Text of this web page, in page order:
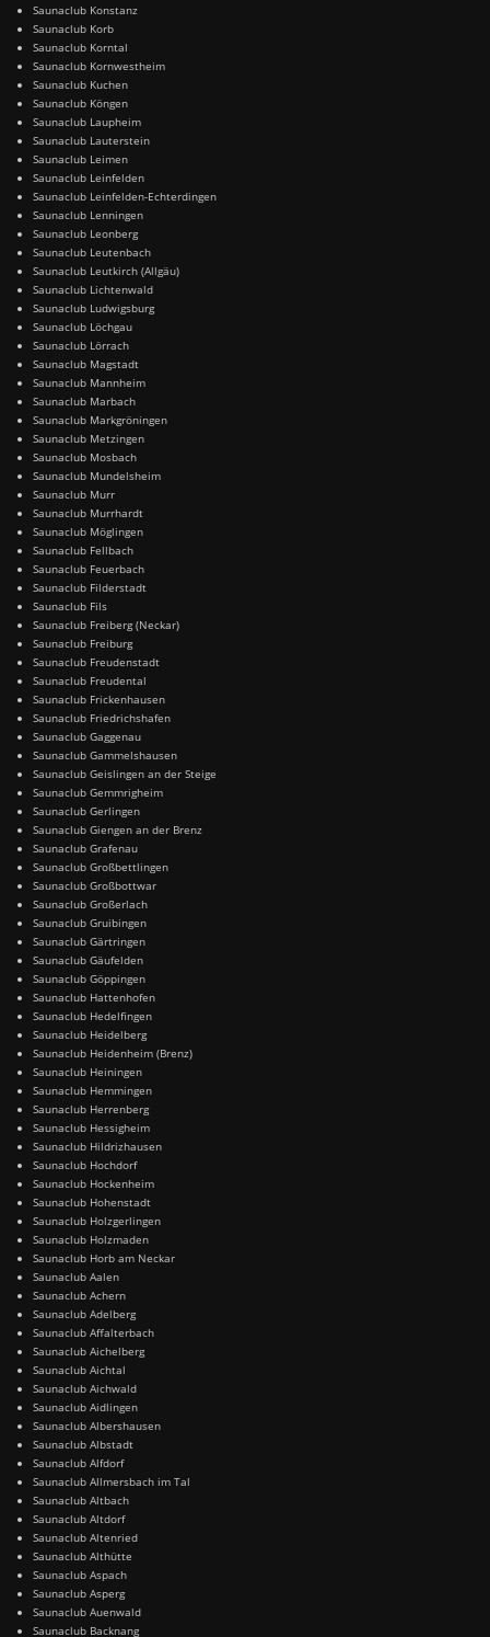
Saunaclub Konstanz
Saunaclub Korb
Saunaclub Korntal
Saunaclub Kornwestheim
Saunaclub Kuchen
Saunaclub Köngen
Saunaclub Laupheim
Saunaclub Lauterstein
Saunaclub Leimen
Saunaclub Leinfelden
Saunaclub Leinfelden-Echterdingen
Saunaclub Lenningen
Saunaclub Leonberg
Saunaclub Leutenbach
Saunaclub Leutkirch (Allgäu)
Saunaclub Lichtenwald
Saunaclub Ludwigsburg
Saunaclub Löchgau
Saunaclub Lörrach
Saunaclub Magstadt
Saunaclub Mannheim
Saunaclub Marbach
Saunaclub Markgröningen
Saunaclub Metzingen
Saunaclub Mosbach
Saunaclub Mundelsheim
Saunaclub Murr
Saunaclub Murrhardt
Saunaclub Möglingen
Saunaclub Fellbach
Saunaclub Feuerbach
Saunaclub Filderstadt
Saunaclub Fils
Saunaclub Freiberg (Neckar)
Saunaclub Freiburg
Saunaclub Freudenstadt
Saunaclub Freudental
Saunaclub Frickenhausen
Saunaclub Friedrichshafen
Saunaclub Gaggenau
Saunaclub Gammelshausen
Saunaclub Geislingen an der Steige
Saunaclub Gemmrigheim
Saunaclub Gerlingen
Saunaclub Giengen an der Brenz
Saunaclub Grafenau
Saunaclub Großbettlingen
Saunaclub Großbottwar
Saunaclub Großerlach
Saunaclub Gruibingen
Saunaclub Gärtringen
Saunaclub Gäufelden
Saunaclub Göppingen
Saunaclub Hattenhofen
Saunaclub Hedelfingen
Saunaclub Heidelberg
Saunaclub Heidenheim (Brenz)
Saunaclub Heiningen
Saunaclub Hemmingen
Saunaclub Herrenberg
Saunaclub Hessigheim
Saunaclub Hildrizhausen
Saunaclub Hochdorf
Saunaclub Hockenheim
Saunaclub Hohenstadt
Saunaclub Holzgerlingen
Saunaclub Holzmaden
Saunaclub Horb am Neckar
Saunaclub Aalen
Saunaclub Achern
Saunaclub Adelberg
Saunaclub Affalterbach
Saunaclub Aichelberg
Saunaclub Aichtal
Saunaclub Aichwald
Saunaclub Aidlingen
Saunaclub Albershausen
Saunaclub Albstadt
Saunaclub Alfdorf
Saunaclub Allmersbach im Tal
Saunaclub Altbach
Saunaclub Altdorf
Saunaclub Altenried
Saunaclub Althütte
Saunaclub Aspach
Saunaclub Asperg
Saunaclub Auenwald
Saunaclub Backnang